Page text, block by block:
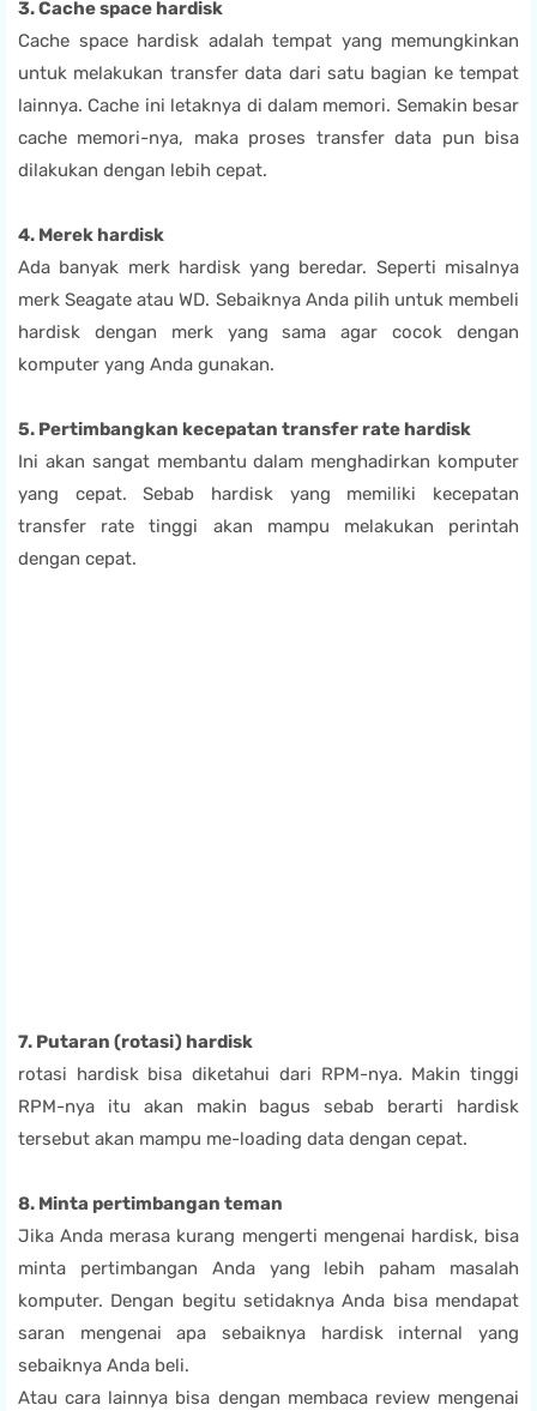
3. Cache space hardisk
Cache space hardisk adalah tempat yang memungkinkan
untuk melakukan transfer data dari satu bagian ke tempat
lainnya. Cache ini letaknya di dalam memori. Semakin besar
cache memori-nya, maka proses transfer data pun bisa
dilakukan dengan lebih cepat.
4. Merek hardisk
Ada banyak merk hardisk yang beredar. Seperti misalnya
merk Seagate atau WD. Sebaiknya Anda pilih untuk membeli
hardisk dengan merk yang sama agar cocok dengan
komputer yang Anda gunakan.
5. Pertimbangkan kecepatan transfer rate hardisk
Ini akan sangat membantu dalam menghadirkan komputer
yang cepat. Sebab hardisk yang memiliki kecepatan
transfer rate tinggi akan mampu melakukan perintah
dengan cepat.
7. Putaran (rotasi) hardisk
rotasi hardisk bisa diketahui dari RPM-nya. Makin tinggi
RPM-nya itu akan makin bagus sebab berarti hardisk
tersebut akan mampu me-loading data dengan cepat.
8. Minta pertimbangan teman
Jika Anda merasa kurang mengerti mengenai hardisk, bisa
minta pertimbangan Anda yang lebih paham masalah
komputer. Dengan begitu setidaknya Anda bisa mendapat
saran mengenai apa sebaiknya hardisk internal yang
sebaiknya Anda beli.
Atau cara lainnya bisa dengan membaca review mengenai